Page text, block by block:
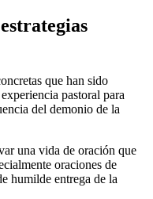
que han sido
pastoral para
del demonio de la
una vida de oración que
oraciones de
humilde entrega de la